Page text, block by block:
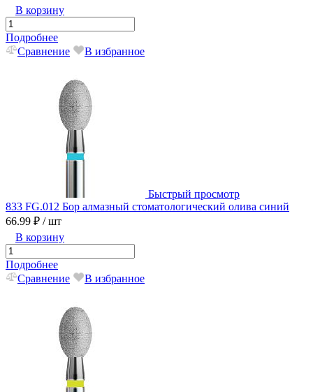
В корзину
Подробнее
Сравнение
В избранное
Быстрый просмотр
833 FG.012 Бор алмазный стоматологический олива синий
66.99 ₽ / шт
В корзину
Подробнее
Сравнение
В избранное